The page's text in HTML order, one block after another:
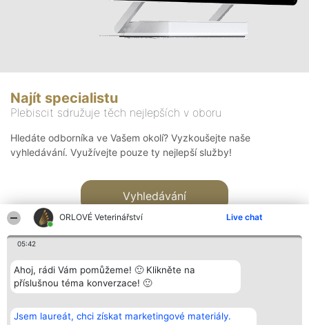
ORLOVÉ Veterinářství Live chat
05:42
Ahoj, rádi Vám pomůžeme! 🙂 Klikněte na
příslušnou téma konverzace! 🙂
Jsem laureát, chci získat marketingové materiály.
Najít specialistu
Plebiscit sdružuje těch nejlepších v oboru
Hledáte odborníka ve Vašem okolí? Vyzkoušejte naše
vyhledávání. Využívejte pouze ty nejlepší služby!
Vyhledávání
Bright Side Solutions sp. z o.
o. sp. k.
Vítězové
Seznam všech
Kontakt